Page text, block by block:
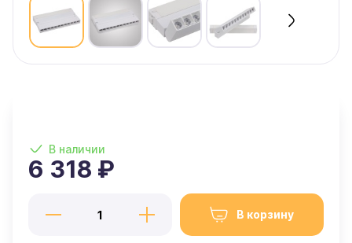
В наличии
6 318 ₽
В корзину